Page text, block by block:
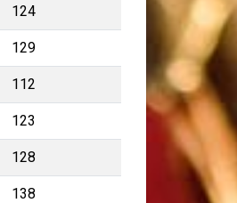
124
129
112
123
128
138